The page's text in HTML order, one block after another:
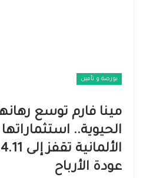
بورصة و تأمين
مينا فارم توسع
الحيوية..
عودة الأرباح